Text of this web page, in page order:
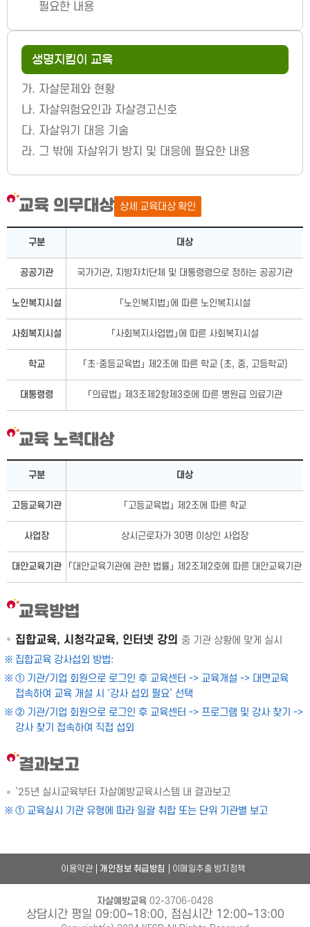
필요한 내용
생명지킴이 교육
가. 자살문제와 현황
나. 자살위험요인과 자살경고신호
다. 자살위기 대응 기술
라. 그 밖에 자살위기 방지 및 대응에 필요한 내용
교육 의무대상 상세 교육대상 확인
구분 대상
공공기관 국가기관, 지방자치단체 및 대통령령으로 정하는 공공기관
노인복지시설 「노인복지법」에 따른 노인복지시설
사회복지시설 「사회복지사업법」에 따른 사회복지시설
학교 「초·중등교육법」 제2조에 따른 학교 (초, 중, 고등학교)
대통령령 「의료법」 제3조제2항제3호에 따른 병원급 의료기관
교육 노력대상
구분 대상
고등교육기관 「고등교육법」 제2조에 따른 학교
사업장 상시근로자가 30명 이상인 사업장
대안교육기관 「대안교육기관에 관한 법률」 제2조제2호에 따른 대안교육기관
교육방법
집합교육, 시청각교육, 인터넷 강의 중 기관 상황에 맞게 실시
집합교육 강사섭외 방법:
① 기관/기업 회원으로 로그인 후 교육센터 -> 교육개설 -> 대면교육
접속하여 교육 개설 시 ‘강사 섭외 필요’ 선택
② 기관/기업 회원으로 로그인 후 교육센터 -> 프로그램 및 강사 찾기 ->
강사 찾기 접속하여 직접 섭외
결과보고
’25년 실시교육부터 자살예방교육시스템 내 결과보고
① 교육실시 기관 유형에 따라 일괄 취합 또는 단위 기관별 보고
이용약관 개인정보 취급방침 이메일추출 방지정책
자살예방교육 02-3706-0428
상담시간 평일 09:00~18:00, 점심시간 12:00~13:00